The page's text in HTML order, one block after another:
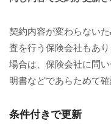
契約内容が変わらない
査を行う保険会社もあ
場合は、保険会社に問
明書などであらためて
条件付きで更新